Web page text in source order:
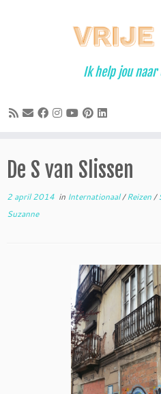
Ik help jou naar
De S van Slissen
2 april 2014 in Internationaal/Reizen/
Suzanne